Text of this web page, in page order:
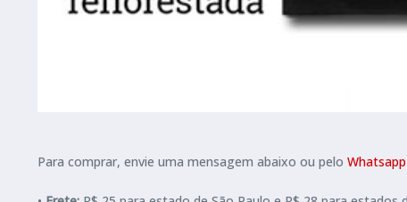
Para comprar, envie uma mensagem abaixo ou pelo